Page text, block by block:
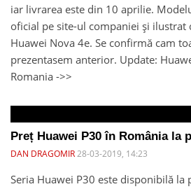
iar livrarea este din 10 aprilie.
oficial pe site-ul companiei și ilustrat
Huawei Nova 4e. Se confirmă cam
prezentasem anterior. Update:
Romania ->>
Preț Huawei P30 în România la
DAN DRAGOMIR28-03-2019, 14:23
Seria Huawei P30 este disponibilă